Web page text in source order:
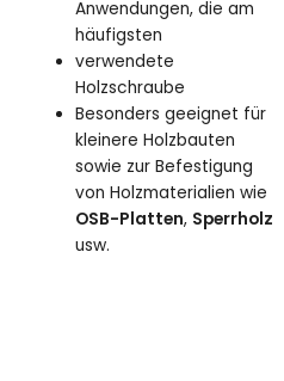
Anwendungen, die am
häufigsten
verwendete
Holzschraube
Besonders geeignet für
kleinere Holzbauten
sowie zur Befestigung
von Holzmaterialien wie
OSB-Platten, Sperrholz
usw.